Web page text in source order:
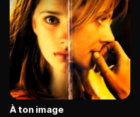
À ton image